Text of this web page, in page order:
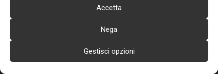
Accetta
Nega
Gestisci opzioni
ENERGY EFFICIENCY